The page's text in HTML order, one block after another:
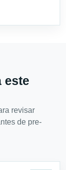
este
revisar
de pre-